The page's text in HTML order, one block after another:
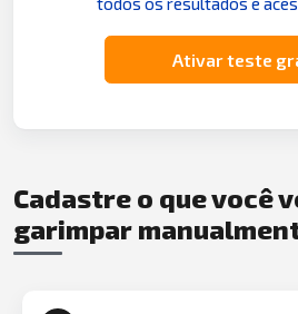
Ativar teste
Cadastre o que você
garimpar